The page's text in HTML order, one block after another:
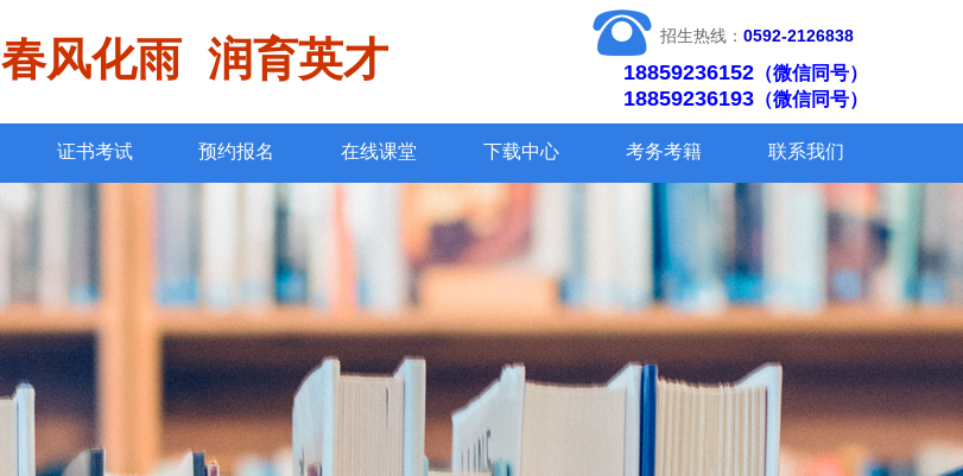
뀰 招生热线： 0592-2126838
18859236152 （微信同号）
18859236193 （微信同号）
春风化雨 润育英才
证书考试 预约报名 在线课堂 下载中心 考务考籍 联系我们